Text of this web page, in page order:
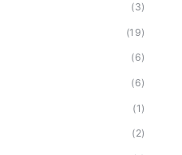
(3)
(19)
(6)
(6)
(1)
(2)